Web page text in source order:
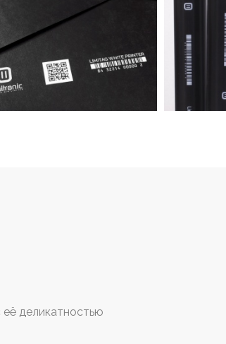
её деликатностью